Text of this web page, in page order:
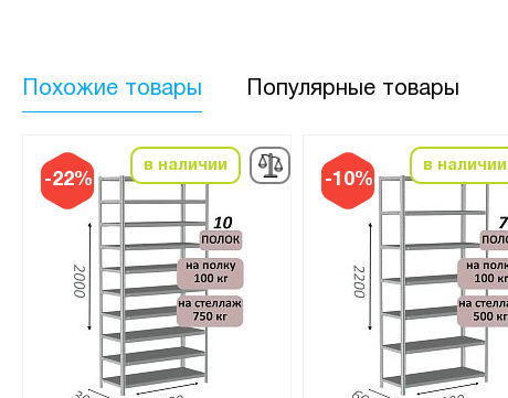
Похожие товары Популярные товары
-22%
в наличии
-10%
в наличии